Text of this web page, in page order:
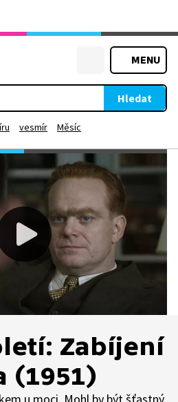
MENU
Hledat
vesmír Měsíc
Zabíjení
(1951)